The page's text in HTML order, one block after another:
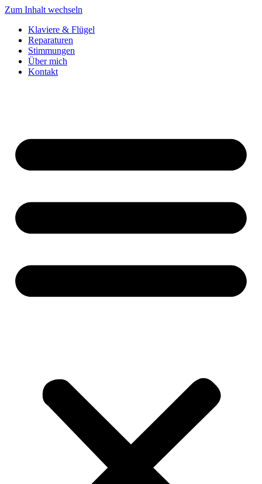
Zum Inhalt wechseln
Klaviere & Flügel
Reparaturen
Stimmungen
Über mich
Kontakt